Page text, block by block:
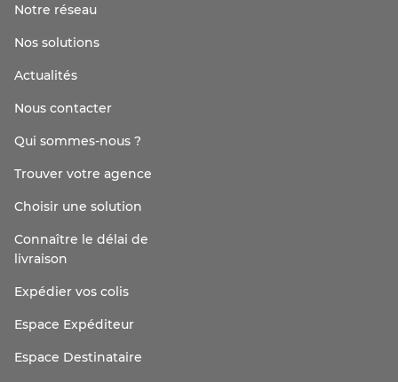
Notre réseau
Nos solutions
Actualités
Nous contacter
Qui sommes-nous ?
Trouver votre agence
Choisir une solution
Connaître le délai de
livraison
Expédier vos colis
Espace Expéditeur
Espace Destinataire